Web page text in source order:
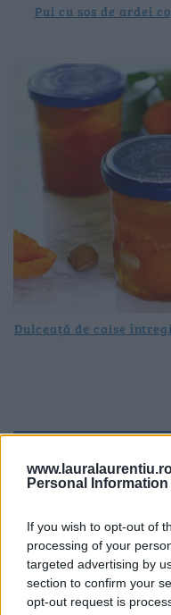
Personal Information
If you wish to opt-out of
processing of your
targeted advertising by
section to confirm your
opt-out request is
Pui cu sos de ardei
Dulceață de caise